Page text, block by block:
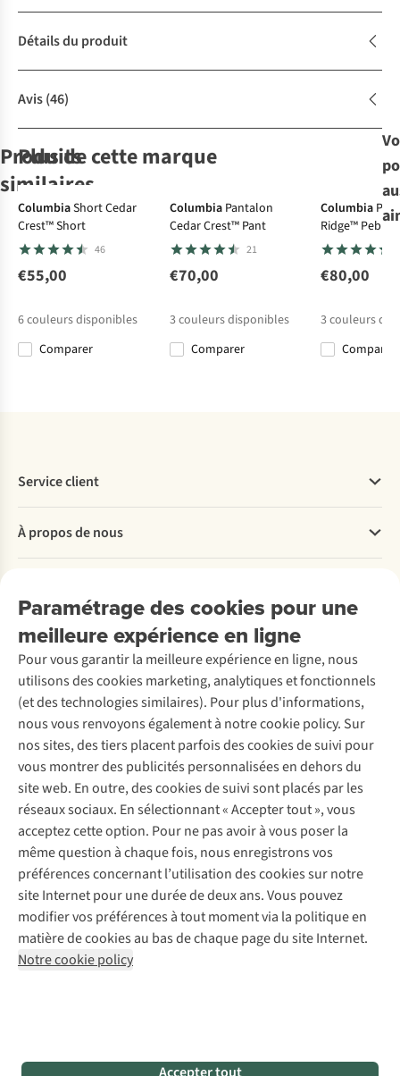
Détails du produit
Avis(46)
Produits
similaires
Jack Wolfskin
Short Pico Trail
Shorts W
-30%
Sherpa
Short
Ghoral Short
€56,00
Ultraléger
Jack Wolfskin
Short Prelight
Trail Shorts W
The North Face
Short W
Aphrodite Arise
3 Short
Plus de cette marque
ColumbiaShort Cedar
Crest™ Short
46
€55,00
6couleurs disponibles
Comparer
Columbia Pantalon
Cedar Crest™ Pant
21
€70,00
3couleurs disponibles
Comparer
Columbia
Ridge™
Full Snap
€80,00
3couleurs
Comparer
Paramétrage des cookies pour une
meilleure expérience en ligne
Pour vous garantir la meilleure expérience en ligne, nous
utilisons des cookies marketing, analytiques et fonctionnels
(et des technologies similaires). Pour plus d'informations,
nous vous renvoyons également à notre cookie policy. Sur
nos sites, des tiers placent parfois des cookies de suivi pour
vous montrer des publicités personnalisées en dehors du
site web. En outre, des cookies de suivi sont placés par les
réseaux sociaux. En sélectionnant « Accepter tout », vous
acceptez cette option. Pour ne pas avoir à vous poser la
même question à chaque fois, nous enregistrons vos
préférences concernant l’utilisation des cookies sur notre
site Internet pour une durée de deux ans. Vous pouvez
modifier vos préférences à tout moment via la politique en
matière de cookies au bas de chaque page du site Internet.
Notre cookie policy
Service client
Commander
Payer
Retourner
Rétractation d'une commande
Entretien & réparations
Garantie
Contactez-nous
À propos de nous
Entreprise responsable
À propos d’Ayacucho
Nos magasins
À propos d’A.S.Adventure
Déclaration d'accessibilité
Location / Location sports d’hiver
Seconde-main
Entretien de ski
Service de lavage
Entretien de chaussures
Réparation de chaussures
Réparation de vêtements
Retouches
Pour les entreprises
Découvrez
A.S.Magazine
Explore Camp
Expertise & conseils
Abonnez-vous à la newsletter
Suivez-nous
Mentions légales
Politique de confidentialité
Conditions générales
Cookie Policy